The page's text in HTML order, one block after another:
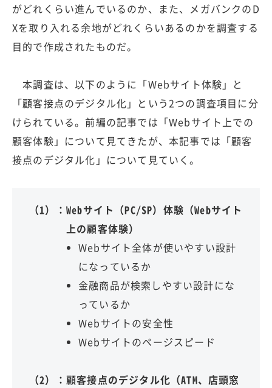
がどれくらい進んでいるのか、また、メガバンクのD
Xを取り入れる余地がどれくらいあるのかを調査する
目的で作成されたものだ。
本調査は、以下のように「Webサイト体験」と
「顧客接点のデジタル化」という2つの調査項目に分
けられている。前編の記事では「Webサイト上での
顧客体験」について見てきたが、本記事では「顧客
接点のデジタル化」について見ていく。
（1）： Webサイト（PC/SP）体験（Webサイト
上の顧客体験）
Webサイト全体が使いやすい設計
になっているか
金融商品が検索しやすい設計にな
っているか
Webサイトの安全性
Webサイトのページスピード
（2）： 顧客接点のデジタル化（ATM、店頭窓